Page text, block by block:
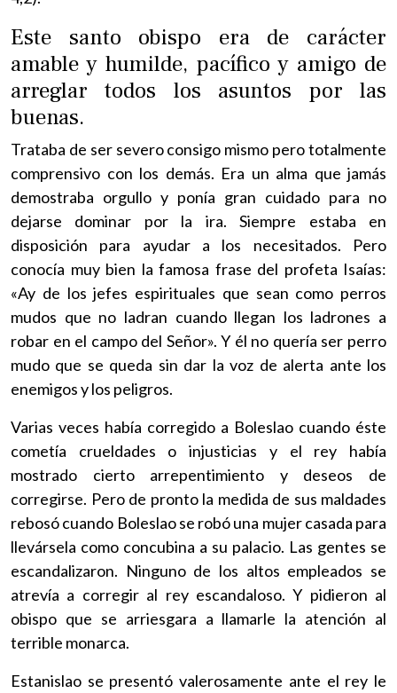
Este santo obispo era de carácter
amable y humilde, pacífico y amigo de
arreglar todos los asuntos por las
buenas.
Trataba de ser severo consigo mismo pero totalmente
comprensivo con los demás. Era un alma que jamás
demostraba orgullo y ponía gran cuidado para no
dejarse dominar por la ira. Siempre estaba en
disposición para ayudar a los necesitados. Pero
conocía muy bien la famosa frase del profeta Isaías:
«Ay de los jefes espirituales que sean como perros
mudos que no ladran cuando llegan los ladrones a
robar en el campo del Señor». Y él no quería ser perro
mudo que se queda sin dar la voz de alerta ante los
enemigos y los peligros.
Varias veces había corregido a Boleslao cuando éste
cometía crueldades o injusticias y el rey había
mostrado cierto arrepentimiento y deseos de
corregirse. Pero de pronto la medida de sus maldades
rebosó cuando Boleslao se robó una mujer casada para
llevársela como concubina a su palacio. Las gentes se
escandalizaron. Ninguno de los altos empleados se
atrevía a corregir al rey escandaloso. Y pidieron al
obispo que se arriesgara a llamarle la atención al
terrible monarca.
Estanislao se presentó valerosamente ante el rey le